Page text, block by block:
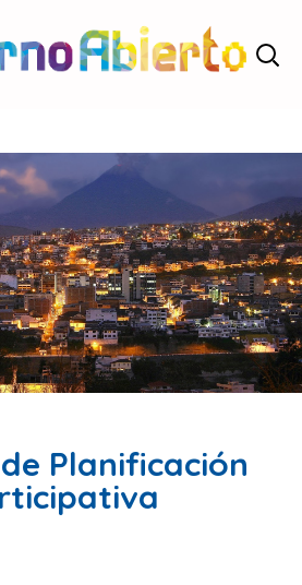
Planificación